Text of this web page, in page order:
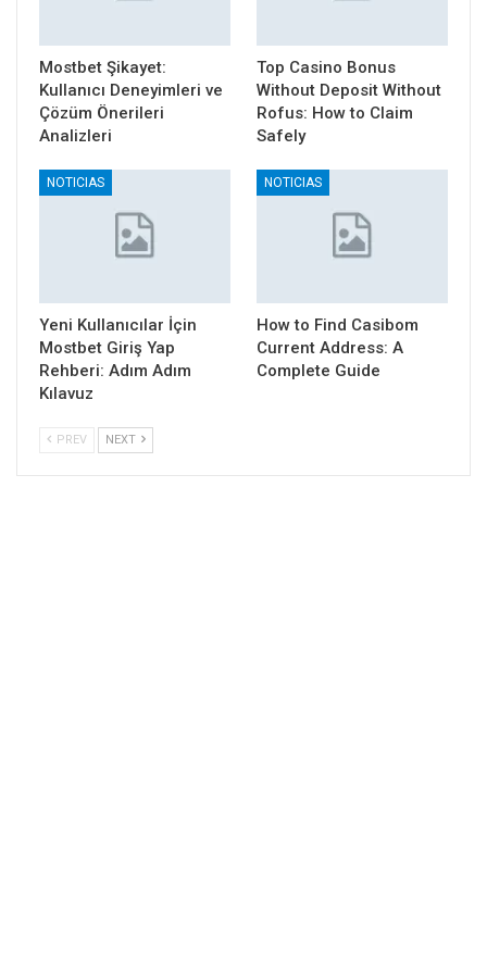
Mostbet Şikayet:
Kullanıcı Deneyimleri ve
Çözüm Önerileri
Analizleri
Top Casino Bonus
Without Deposit Without
Rofus: How to Claim
Safely
NOTICIAS
Yeni Kullanıcılar İçin
Mostbet Giriş Yap
Rehberi: Adım Adım
Kılavuz
NOTICIAS
How to Find Casibom
Current Address: A
Complete Guide
PREV NEXT